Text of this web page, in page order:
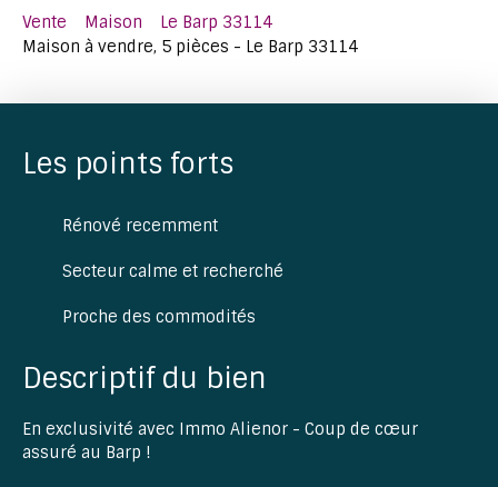
Vente Maison
Le Barp 33114
Maison à vendre, 5 pièces - Le Barp 33114
Les points forts
Rénové recemment
Secteur calme et recherché
Proche des commodités
Descriptif du bien
En exclusivité avec Immo Alienor - Coup de cœur
assuré au Barp !